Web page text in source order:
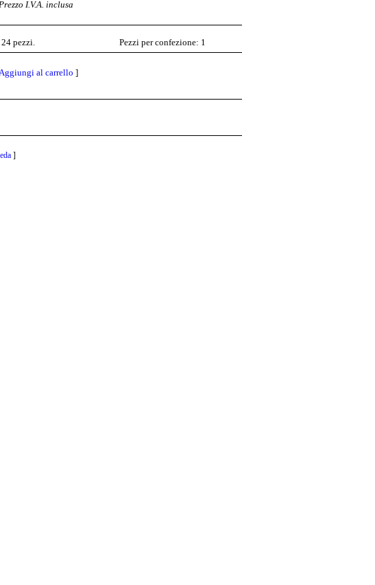
I.V.A. inclusa
pezzi. Pezzi per confezione: 1
al carrello ]
]